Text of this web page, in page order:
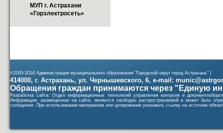
МУП г. Астрахани
«Горэлектросеть»
©2005-2016 Администрация муниципального образования "Городской округ город Астрахань" |
414000, г. Астрахань, ул. Чернышевского, 6, e-mail:
Обращения граждан принимаются через "Единую
Разработка сайта: Отдел информационных технологий управления контроля и
Информация, размещенная на сайте, является свободно распространяемой и может быть
сообщения. При использовании материалов или цитировании указывать ссылку на источник